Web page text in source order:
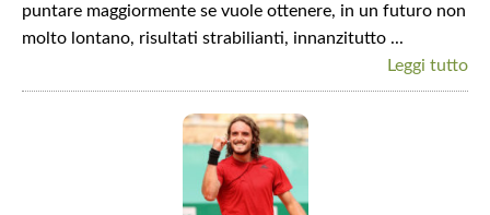
puntare maggiormente se vuole ottenere, in un futuro non
molto lontano, risultati strabilianti, innanzitutto ...
Leggi tutto